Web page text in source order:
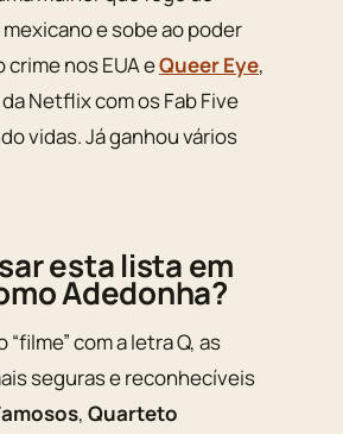
e sobe ao poder
crime nos EUA eQueer Eye,
Netflix com os Fab Five
vidas. Já ganhou vários
esta lista em
Adedonha?
“filme” com a letra Q, as
seguras e reconhecíveis
, Quarteto